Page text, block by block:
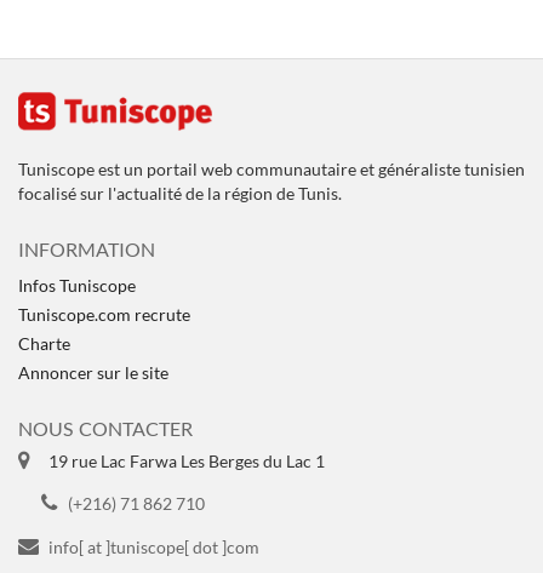
Tuniscope est un portail web communautaire et généraliste tunisien
focalisé sur l'actualité de la région de Tunis.
INFORMATION
Infos Tuniscope
Tuniscope.com recrute
Charte
Annoncer sur le site
NOUS CONTACTER
19 rue Lac Farwa Les Berges du Lac 1
(+216) 71 862 710
info[ at ]tuniscope[ dot ]com